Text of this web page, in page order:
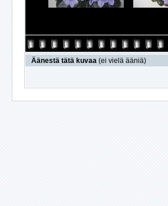
Äänestä tätä kuvaa (ei vielä ääniä)